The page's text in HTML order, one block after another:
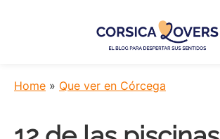
Lovers
despertar
en
Home » Que ver en Córcega